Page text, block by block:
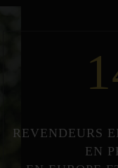
REVENDEURS
EN